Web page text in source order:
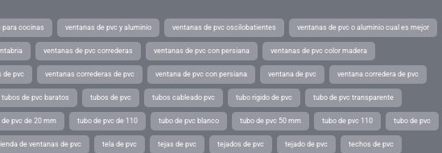
para cocinas ventanas de pvc y aluminio ventanas de pvc oscilobatientes ventanas de pvc o aluminio cual es mejor
ventanas de pvc correderas ventanas de pvc con persiana ventanas de pvc color madera
de pvc ventanas correderas de pvc ventana de pvc con persiana ventana de pvc ventana corredera de pvc
tubos de pvc baratos tubos de pvc tubos cableado pvc tubo rigido de pvc tubo de pvc transparente
de pvc de 20 mm tubo de pvc de 110 tubo de pvc blanco tubo de pvc 50 mm tubo de pvc 110 tubo de pvc
de ventanas de pvc tela de pvc tejas de pvc tejados de pvc tejado de pvc techos de pvc